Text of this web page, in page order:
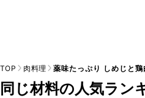
TOP 肉料理 薬味たっぷり しめじと
同じ材料の人気ラン